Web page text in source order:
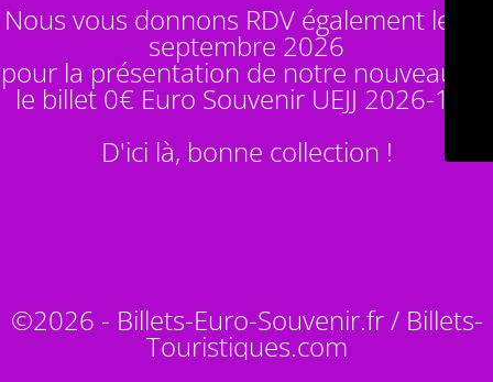
Nous vous donnons RDV également le 14
septembre 2026
pour la présentation de notre nouveauté :
le billet 0€ Euro Souvenir UEJJ 2026-10
D'ici là, bonne collection !
©2026 - Billets-Euro-Souvenir.fr / Billets-
Touristiques.com